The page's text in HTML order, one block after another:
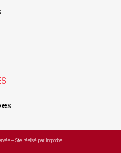
– Site réalisé par Improba